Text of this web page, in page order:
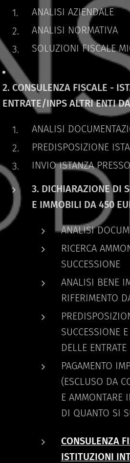
ANALISI AZIENDALE
ANALISI NORMATIVA
SOLUZIONI FISCALE
2. CONSULENZA FISCALE -
ENTRATE/INPS ALTRI ENTI
ANALISI
PREDISPOSIZIONE
INVIO ISTANZA
3. DICHIARAZIONE DI
E IMMOBILI DA 450
ANALISI
RICERCA
SUCCESSIONE
ANALISI BENE
RIFERIMENTO
SUCCESSIONE
DELLE ENTRATE
PAGAMENTO
(ESCLUSO DA
E AMMONTARE
DI QUANTO SI
CONSULENZA
ISTITUZIONI